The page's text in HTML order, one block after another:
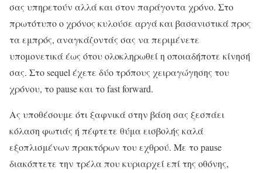
σας υπηρετούν αλλά και στον παράγοντα χρόνο. Στο
πρωτότυπο ο χρόνος κυλούσε αργά και βασανιστικά προς
τα εμπρός, αναγκάζοντάς σας να περιμένετε
υπομονετικά έως ότου ολοκληρωθεί η οποιαδήποτε κίνησή
σας. Στο sequel έχετε δύο τρόπους χειραγώγησης του
χρόνου, το pause και το fast forward.
Ας υποθέσουμε ότι ξαφνικά στην βάση σας ξεσπάει
κόλαση φωτιάς ή πέφτετε θύμα εισβολής καλά
εξοπλισμένων πρακτόρων του εχθρού. Με το pause
διακόπτετε την τρέλα που κυριαρχεί επί της οθόνης,